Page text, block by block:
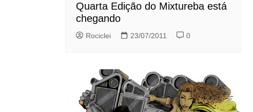
Quarta Edição do Mixtureba está
chegando
Rociclei 23/07/2011 0